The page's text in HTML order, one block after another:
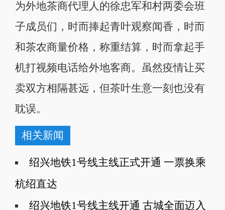
为外地茶商代理人的徐忠军和村两委会班
子成员们，时而捧起青叶观察闻香，时而
和茶农商量价格，称重结算，时而拿起手
机打视频电话给外地客商。虽然疫情让买
卖双方相隔甚远，但茶叶生意一刻也没有
耽误。
相关新闻
绍兴地铁1号线主线正式开通 一票换乘
杭绍直达
绍兴地铁1号线主线开通 古城全面迈入